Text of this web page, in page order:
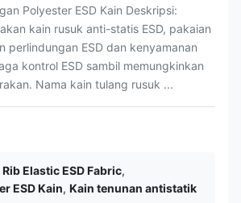
Polyester ESD Kain Deskripsi:
kain rusuk anti-statis ESD, pakaian
perlindungan ESD dan kenyamanan
kontrol ESD sambil memungkinkan
Nama kain tulang rusuk ...
Elastic ESD Fabric,
ESD Kain, Kain tenunan antistatik